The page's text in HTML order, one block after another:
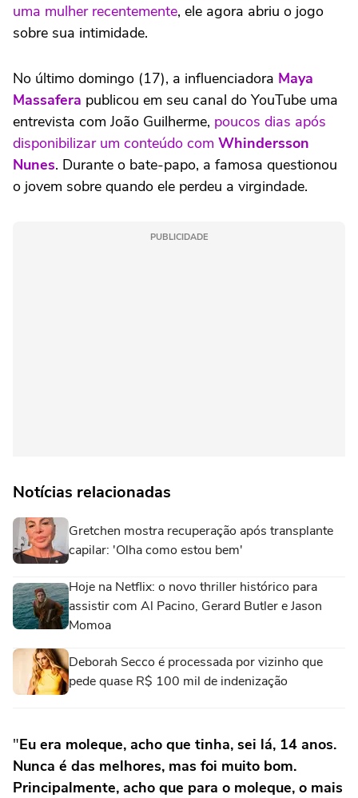
uma mulher recentemente, ele agora abriu o jogo
sobre sua intimidade.
No último domingo (17), a influenciadora Maya
Massafera publicou em seu canal do YouTube uma
entrevista com João Guilherme, poucos dias após
disponibilizar um conteúdo com Whindersson
Nunes. Durante o bate-papo, a famosa questionou
o jovem sobre quando ele perdeu a virgindade.
PUBLICIDADE
Notícias relacionadas
Gretchen mostra recuperação após transplante
capilar: 'Olha como estou bem'
Hoje na Netflix: o novo thriller histórico para
assistir com Al Pacino, Gerard Butler e Jason
Momoa
Deborah Secco é processada por vizinho que
pede quase R$ 100 mil de indenização
"Eu era moleque, acho que tinha, sei lá, 14 anos.
Nunca é das melhores, mas foi muito bom.
Principalmente, acho que para o moleque, o mais